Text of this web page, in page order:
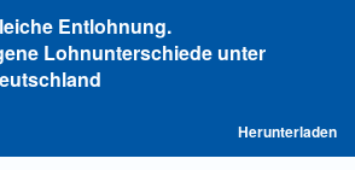
Entlohnung.
Lohnunterschiede unter
Herunterladen